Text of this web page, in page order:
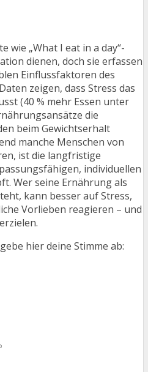
wie „What I eat in a day“-
dienen, doch sie erfassen
Einflussfaktoren des
zeigen, dass Stress das
(40 % mehr Essen unter
die
beim Gewichtserhalt
manche Menschen von
ist die langfristige
individuellen
Wer seine Ernährung als
kann besser auf Stress,
Vorlieben reagieren – und
hier deine Stimme ab: